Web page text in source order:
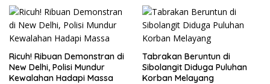
Ricuh! Ribuan Demonstran di
New Delhi, Polisi Mundur
Kewalahan Hadapi Massa
Tabrakan Beruntun di
Sibolangit Diduga Puluhan
Korban Melayang